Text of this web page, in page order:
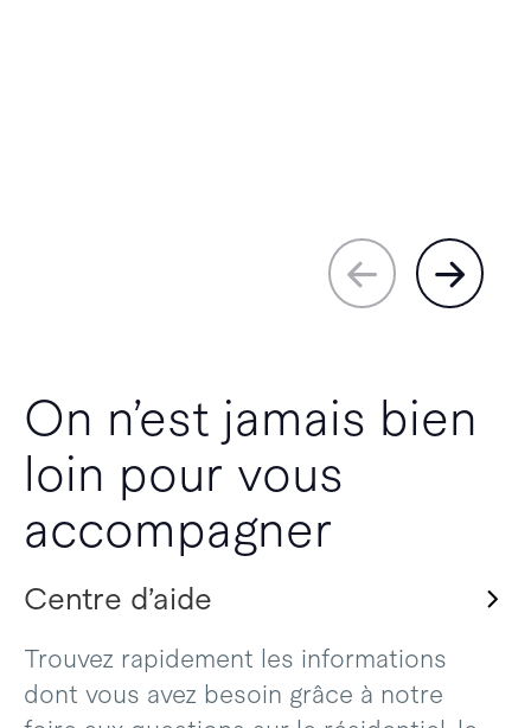
On n’est jamais bien
loin pour vous
accompagner
Centre d’aide
Trouvez rapidement les informations
dont vous avez besoin grâce à notre